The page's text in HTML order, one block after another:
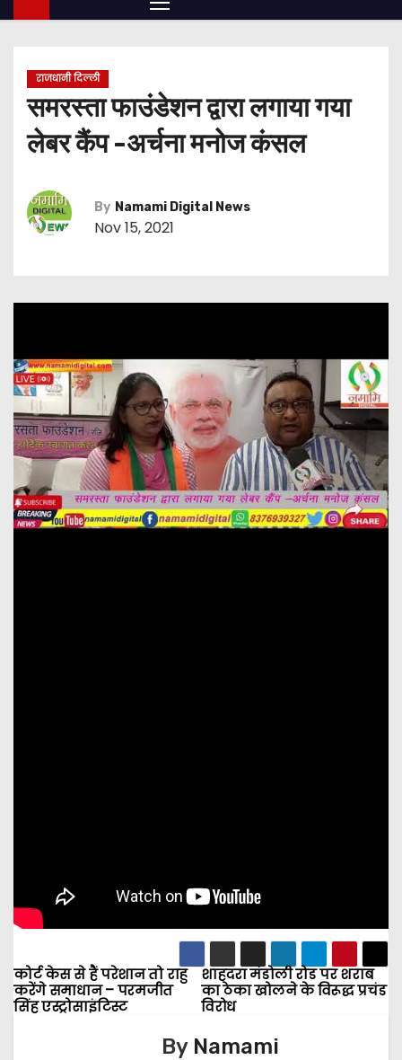
राजधानी दिल्ली
समरस्ता फाउंडेशन द्वारा लगाया गया
लेबर कैंप -अर्चना मनोज कंसल
By Namami Digital News
Nov 15, 2021
P
o
शाहदरा मंडोली रोड पर शराब
का ठेका खोलने के विरूद्ध प्रचंड
विरोध
कोर्ट केस से हैं परेशान तो राहु
करेंगे समाधान – परमजीत
सिंह एस्ट्रोसाइंटिस्ट
By Namami